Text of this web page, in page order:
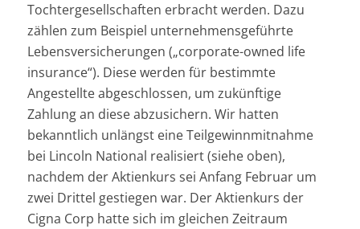
Tochtergesellschaften erbracht werden. Dazu
zählen zum Beispiel unternehmensgeführte
Lebensversicherungen („corporate-owned life
insurance“). Diese werden für bestimmte
Angestellte abgeschlossen, um zukünftige
Zahlung an diese abzusichern. Wir hatten
bekanntlich unlängst eine Teilgewinnmitnahme
bei Lincoln National realisiert (siehe oben),
nachdem der Aktienkurs sei Anfang Februar um
zwei Drittel gestiegen war. Der Aktienkurs der
Cigna Corp hatte sich im gleichen Zeitraum